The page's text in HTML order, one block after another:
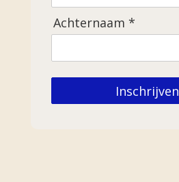
Achternaam *
Inschrijven